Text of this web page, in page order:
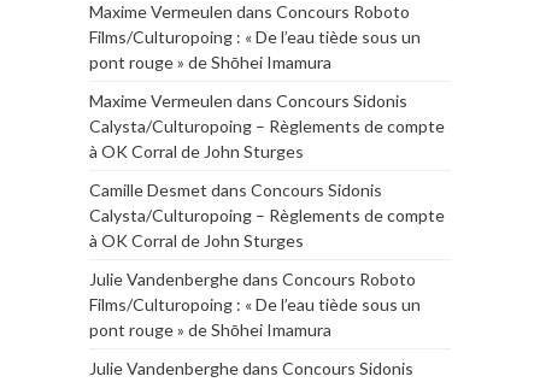
Maxime Vermeulen dans Concours Roboto
Films/Culturopoing : « De l’eau tiède sous un
pont rouge » de Shōhei Imamura
Maxime Vermeulen dans Concours Sidonis
Calysta/Culturopoing – Règlements de compte
à OK Corral de John Sturges
Camille Desmet dans Concours Sidonis
Calysta/Culturopoing – Règlements de compte
à OK Corral de John Sturges
Julie Vandenberghedans Concours Roboto
Films/Culturopoing : « De l’eau tiède sous un
pont rouge » de Shōhei Imamura
Julie Vandenberghedans Concours Sidonis